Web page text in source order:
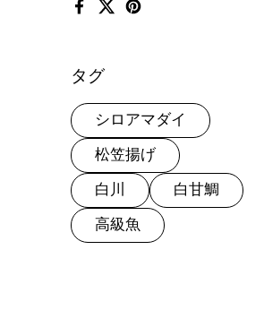
FacebookX (Twitter)
Pinterest
タグ
シロアマダイ
松笠揚げ
白川
白甘鯛
高級魚